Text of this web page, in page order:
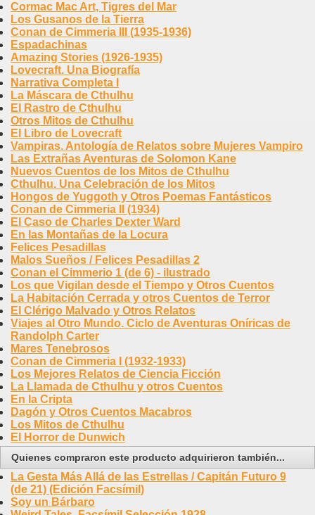
Cormac Mac Art, Tigres del Mar
Los Gusanos de la Tierra
Conan de Cimmeria III (1935-1936)
Espadachinas
Amazing Stories (1926-1935)
Lovecraft. Una Biografía
Narrativa Completa I
La Máscara de Cthulhu
El Rastro de Cthulhu
Otros Mitos de Cthulhu
El Libro de Lovecraft
Vampiras. Antología de Relatos sobre Mujeres Vampiro
Las Extrañas Aventuras de Solomon Kane
Nuevos Cuentos de los Mitos de Cthulhu
Cthulhu. Una Celebración de los Mitos
Hongos de Yuggoth y Otros Poemas Fantásticos
Conan de Cimmeria II (1934)
El Caso de Charles Dexter Ward
En las Montañas de la Locura
Felices Pesadillas
Malos Sueños / Felices Pesadillas 2
Conan el Cimmerio 1 (de 6) - ilustrado
Los que Vigilan desde el Tiempo y Otros Cuentos
La Habitación Cerrada y otros Cuentos de Terror
El Clérigo Malvado y Otros Relatos
Viajes al Otro Mundo. Ciclo de Aventuras Oníricas de
Randolph Carter
Mares Tenebrosos
Conan de Cimmeria I (1932-1933)
Los Mejores Relatos de Ciencia Ficción
La Llamada de Cthulhu y otros Cuentos
En la Cripta
Dagón y Otros Cuentos Macabros
Los Mitos de Cthulhu
El Horror de Dunwich
Quienes compraron este producto adquirieron también...
La Gesta Más Allá de las Estrellas / Capitán Futuro 9
(de 21) (Edición Facsímil)
Soy un Bárbaro